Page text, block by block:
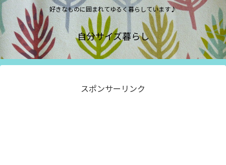
好きなものに囲まれてゆるく暮らしています♪
自分サイズ暮らし
スポンサーリンク